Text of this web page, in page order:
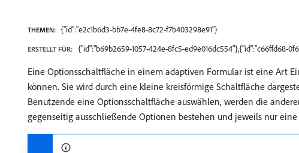
THEMEN: {"id":"e2c1b6d3-bb7e-4fe8-8c72-f7b403298e91"}
ERSTELLT FÜR: {"id":"b69b2659-1057-424e-8fc5-ed9e016dc554"},{"id":"c66ffd68-
Eine Optionsschaltfläche in einem adaptiven Formular ist eine Art
können. Sie wird durch eine kleine kreisförmige Schaltfläche
Benutzende eine Optionsschaltfläche auswählen, werden die
gegenseitig ausschließende Optionen bestehen und jeweils nur